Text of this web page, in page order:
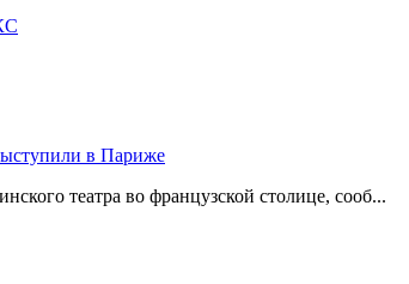
в Париже
театра во французской столице, сооб...